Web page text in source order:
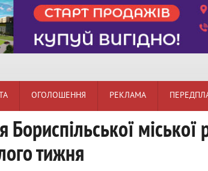
ОГОЛОШЕННЯ РЕКЛАМА
міської
тижня